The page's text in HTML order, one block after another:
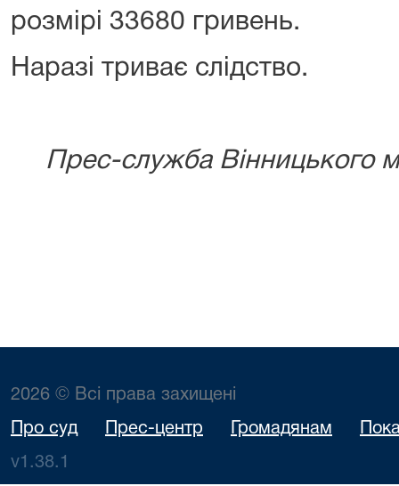
розмірі 33680 гривень.
Наразі триває слідство.
Прес-служба Вінницького
2026 © Всі права захищені
Про суд Прес-центр Громадянам
v1.38.1